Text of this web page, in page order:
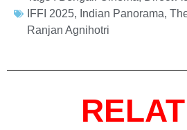
IFFI 2025, Indian Panorama,
Ranjan Agnihotri